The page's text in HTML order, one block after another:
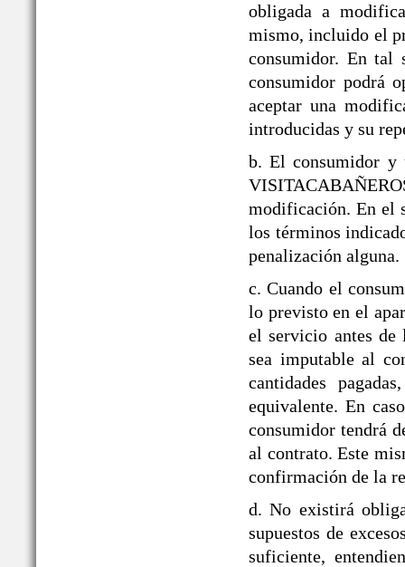
obligada a
mismo, incluido el
consumidor. En tal
consumidor podrá
aceptar una
introducidas y su
b. El consumidor y
modificación. En el
los términos
penalización alguna.
c. Cuando el
lo previsto en el
el servicio antes de
sea imputable al
cantidades
equivalente. En
consumidor tendrá
al contrato. Este
confirmación de la
d. No existirá
supuestos de
suficiente,